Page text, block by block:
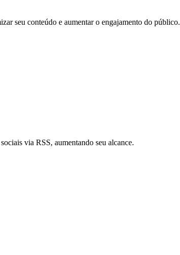
seu conteúdo e aumentar o engajamento do público.
via RSS, aumentando seu alcance.